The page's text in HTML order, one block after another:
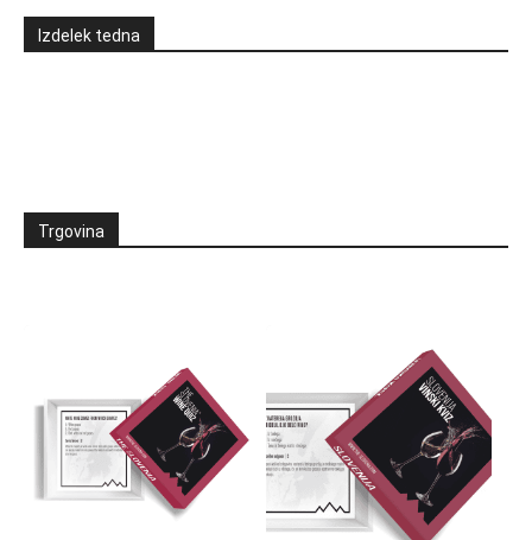
Izdelek tedna
Trgovina